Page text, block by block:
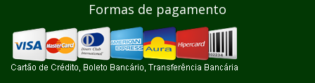
Formas de pagamento